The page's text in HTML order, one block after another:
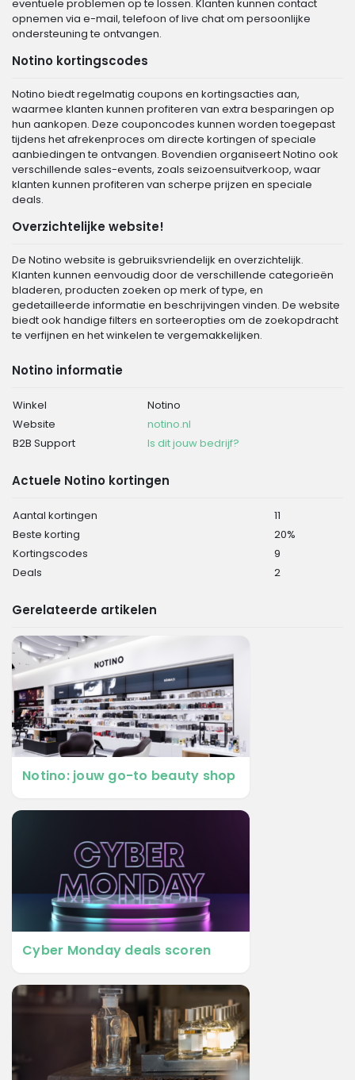
eventuele problemen op te lossen. Klanten kunnen contact
opnemen via e-mail, telefoon of live chat om persoonlijke
ondersteuning te ontvangen.
Notino kortingscodes
Notino biedt regelmatig coupons en kortingsacties aan,
waarmee klanten kunnen profiteren van extra besparingen op
hun aankopen. Deze couponcodes kunnen worden toegepast
tijdens het afrekenproces om directe kortingen of speciale
aanbiedingen te ontvangen. Bovendien organiseert Notino ook
verschillende sales-events, zoals seizoensuitverkoop, waar
klanten kunnen profiteren van scherpe prijzen en speciale
deals.
Overzichtelijke website!
De Notino website is gebruiksvriendelijk en overzichtelijk.
Klanten kunnen eenvoudig door de verschillende categorieën
bladeren, producten zoeken op merk of type, en
gedetailleerde informatie en beschrijvingen vinden. De website
biedt ook handige filters en sorteeropties om de zoekopdracht
te verfijnen en het winkelen te vergemakkelijken.
Notino informatie
Winkel
Notino
Website
notino.nl
B2B Support
Is dit jouw bedrijf?
Actuele Notino kortingen
Aantal kortingen
11
Beste korting
20%
Kortingscodes
9
Deals
2
Gerelateerde artikelen
Notino: jouw go-to beauty shop
Cyber Monday deals scoren